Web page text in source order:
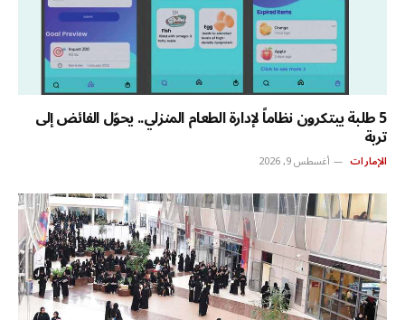
5 طلبة يبتكرون نظاماً لإدارة الطعام المنزلي.. يحوّل الفائض إلى
تربة
الإمارات أغسطس 9, 2026